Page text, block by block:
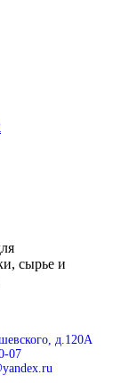
сырье и
д.120А
07